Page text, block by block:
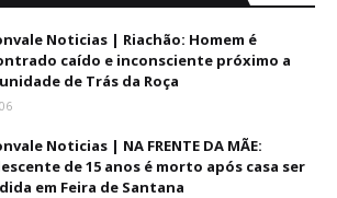
Noticias | Riachão: Homem é
caído e inconsciente próximo a
de Trás da Roça
Noticias | NA FRENTE DA MÃE:
de 15 anos é morto após casa ser
em Feira de Santana